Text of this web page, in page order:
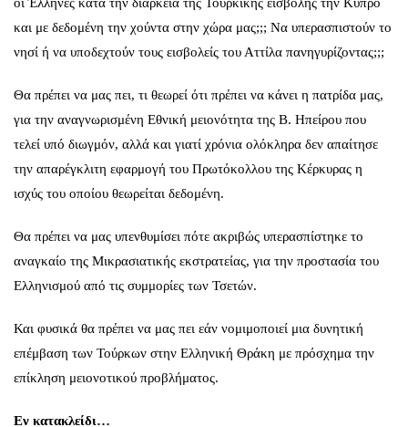
και με δεδομένη την χούντα στην χώρα μας;;; Να υπερασπιστούν το
νησί ή να υποδεχτούν τους εισβολείς του Αττίλα πανηγυρίζοντας;;;
Θα πρέπει να μας πει, τι θεωρεί ότι πρέπει να κάνει η πατρίδα μας,
για την αναγνωρισμένη Εθνική μειονότητα της Β. Ηπείρου που
τελεί υπό διωγμόν, αλλά και γιατί χρόνια ολόκληρα δεν απαίτησε
την απαρέγκλιτη εφαρμογή του Πρωτόκολλου της Κέρκυρας η
ισχύς του οποίου θεωρείται δεδομένη.
Θα πρέπει να μας υπενθυμίσει πότε ακριβώς υπερασπίστηκε το
αναγκαίο της Μικρασιατικής εκστρατείας, για την προστασία του
Ελληνισμού από τις συμμορίες των Τσετών.
Και φυσικά θα πρέπει να μας πει εάν νομιμοποιεί μια δυνητική
επέμβαση των Τούρκων στην Ελληνική Θράκη με πρόσχημα την
επίκληση μειονοτικού προβλήματος.
Εν κατακλείδι…